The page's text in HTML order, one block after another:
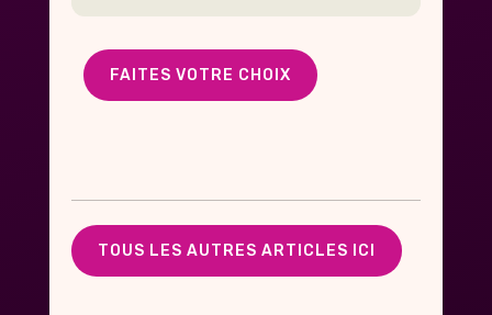
FAITES VOTRE CHOIX
TOUS LES AUTRES ARTICLES ICI